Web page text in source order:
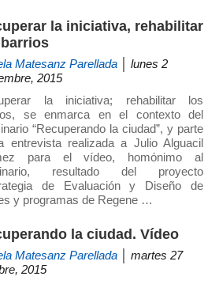
la iniciativa, rehabilitar
barrios
Matesanz Parellada │ lunes 2
2015
la iniciativa; rehabilitar los
se enmarca en el contexto del
“Recuperando la ciudad”, y parte
entrevista realizada a Julio Alguacil
para el vídeo, homónimo al
resultado del proyecto
de Evaluación y Diseño de
y programas de Regene …
la ciudad. Vídeo
Matesanz Parellada │ martes 27
2015